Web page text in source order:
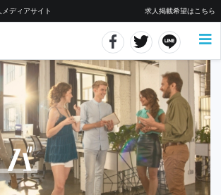
ディアサイト 求人掲載希望はこちら